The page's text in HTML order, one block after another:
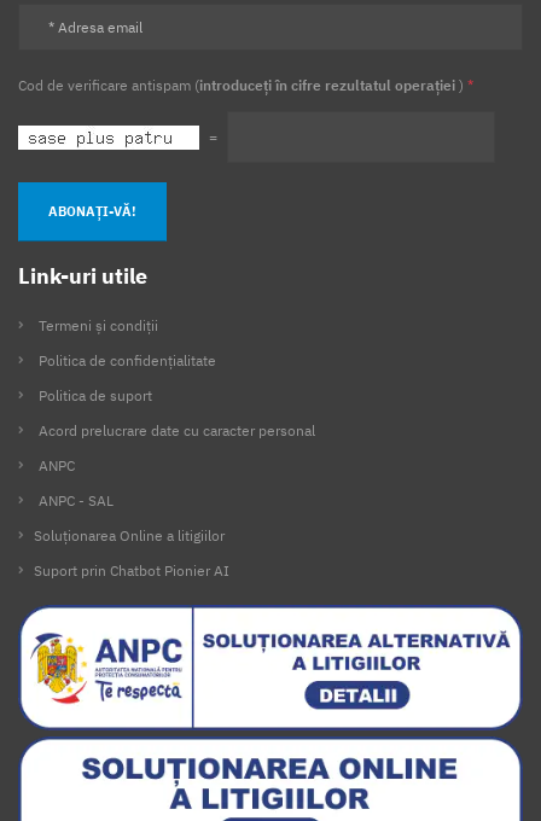
Cod de verificare antispam (introduceți în cifre rezultatul operației ) *
=
ABONAȚI-VĂ!
Link-uri utile
Termeni și condiții
Politica de confidențialitate
Politica de suport
Acord prelucrare date cu caracter personal
ANPC
ANPC - SAL
Soluționarea Online a litigiilor
Suport prin Chatbot Pionier AI